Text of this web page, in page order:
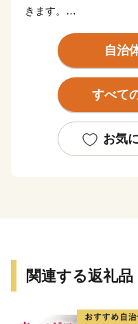
きます。
のアクセスも非常に良
ど日本で人気の観光地
な立地にあります。
そのため、国内外から
文化遺産にも登録され
出来ます。
根旧街道や伝統工芸品
箱根町では、「ふる
自治
すべて
お気
関連する返礼